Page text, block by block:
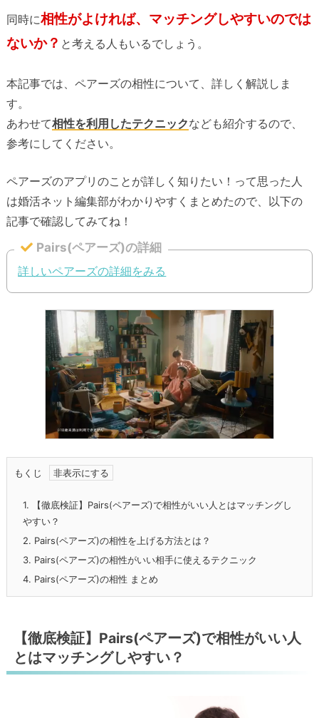
同時に相性がよければ、マッチングしやすいのでは
ないか？ と考える人もいるでしょう。
本記事では、ペアーズの相性について、詳しく解説しま
す。
あわせて相性を利用したテクニックなども紹介するので、
参考にしてください。
ペアーズのアプリのことが詳しく知りたい！って思った人
は婚活ネット編集部がわかりやすくまとめたので、以下の
記事で確認してみてね！
Pairs(ペアーズ)の詳細
詳しいペアーズの詳細をみる
もくじ
1. 【徹底検証】Pairs(ペアーズ)で相性がいい人とはマッチングし
やすい？
2. Pairs(ペアーズ)の相性を上げる方法とは？
3. Pairs(ペアーズ)の相性がいい相手に使えるテクニック
4. Pairs(ペアーズ)の相性 まとめ
【徹底検証】Pairs(ペアーズ)で相性がいい人
とはマッチングしやすい？